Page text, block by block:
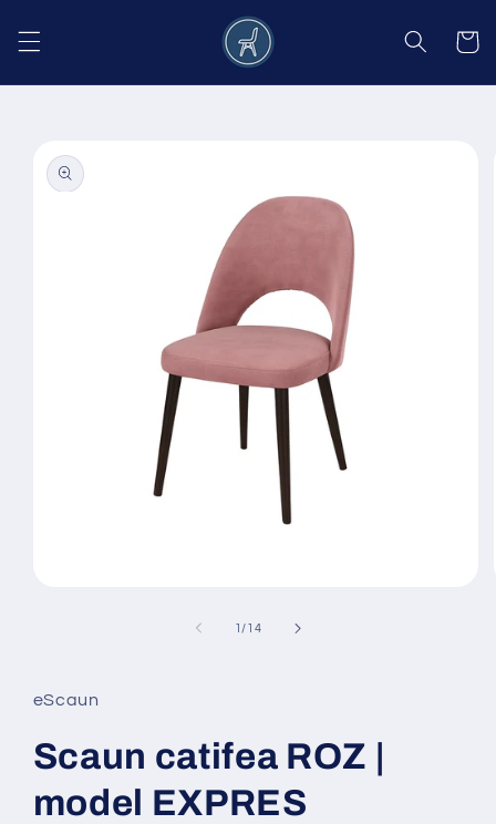
conținut
Coș
informațiile
despre
produs
fereastră
modală
1 /din
14
eScaun
Scaun catifea ROZ |
model EXPRES